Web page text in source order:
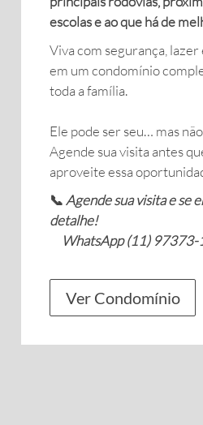
escolas e ao que há de
Viva com segurança, lazer
em um condomínio
toda a família.
Ele pode ser seu… mas
Agende sua visita antes
aproveite essa
📞Agende sua visita e se
detalhe!
WhatsApp (11) 97373-
Ver Condomínio